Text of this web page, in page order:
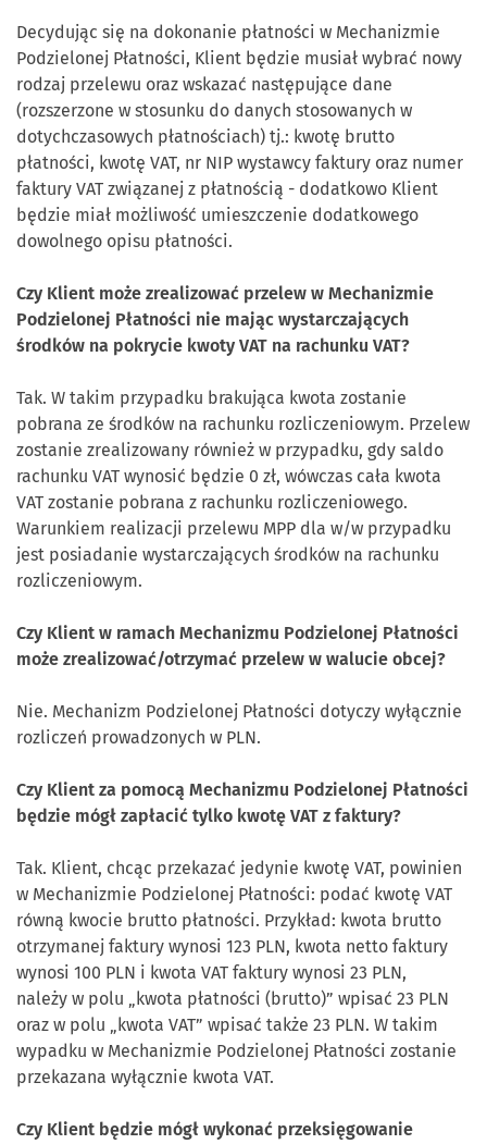
Decydując się na dokonanie płatności w Mechanizmie
Podzielonej Płatności, Klient będzie musiał wybrać nowy
rodzaj przelewu oraz wskazać następujące dane
(rozszerzone w stosunku do danych stosowanych w
dotychczasowych płatnościach) tj.: kwotę brutto
płatności, kwotę VAT, nr NIP wystawcy faktury oraz numer
faktury VAT związanej z płatnością - dodatkowo Klient
będzie miał możliwość umieszczenie dodatkowego
dowolnego opisu płatności.
Czy Klient może zrealizować przelew w Mechanizmie
Podzielonej Płatności nie mając wystarczających
środków na pokrycie kwoty VAT na rachunku VAT?
Tak. W takim przypadku brakująca kwota zostanie
pobrana ze środków na rachunku rozliczeniowym. Przelew
zostanie zrealizowany również w przypadku, gdy saldo
rachunku VAT wynosić będzie 0 zł, wówczas cała kwota
VAT zostanie pobrana z rachunku rozliczeniowego.
Warunkiem realizacji przelewu MPP dla w/w przypadku
jest posiadanie wystarczających środków na rachunku
rozliczeniowym.
Czy Klient w ramach Mechanizmu Podzielonej Płatności
może zrealizować/otrzymać przelew w walucie obcej?
Nie. Mechanizm Podzielonej Płatności dotyczy wyłącznie
rozliczeń prowadzonych w PLN.
Czy Klient za pomocą Mechanizmu Podzielonej Płatności
będzie mógł zapłacić tylko kwotę VAT z faktury?
Tak. Klient, chcąc przekazać jedynie kwotę VAT, powinien
w Mechanizmie Podzielonej Płatności: podać kwotę VAT
równą kwocie brutto płatności. Przykład: kwota brutto
otrzymanej faktury wynosi 123 PLN, kwota netto faktury
wynosi 100 PLN i kwota VAT faktury wynosi 23 PLN,
należy w polu „kwota płatności (brutto)” wpisać 23 PLN
oraz w polu „kwota VAT” wpisać także 23 PLN. W takim
wypadku w Mechanizmie Podzielonej Płatności zostanie
przekazana wyłącznie kwota VAT.
Czy Klient będzie mógł wykonać przeksięgowanie